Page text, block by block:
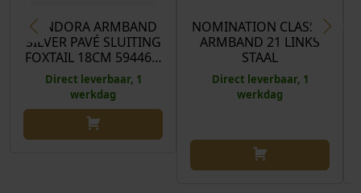
PANDORA ARMBAND
SILVER PAVÉ SLUITING
FOXTAIL 18CM 59446…
Direct leverbaar, 1
werkdag
NOMINATION CLASSIC
ARMBAND 21 LINKS
STAAL
Direct leverbaar, 1
werkdag